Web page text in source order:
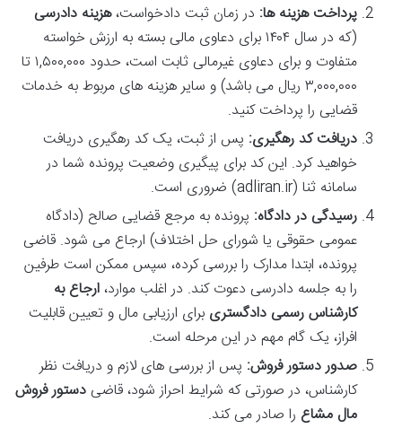
پرداخت هزینه ها: در زمان ثبت دادخواست،هزینه دادرسی
(که در سال ۱۴۰۴ برای دعاوی مالی بسته به ارزش خواسته
متفاوت و برای دعاوی غیرمالی ثابت است، حدود ۱,۵۰۰,۰۰۰ تا
۳,۰۰۰,۰۰۰ ریال می باشد) و سایر هزینه های مربوط به خدمات
قضایی را پرداخت کنید.
دریافت کد رهگیری: پس از ثبت، یک کد رهگیری دریافت
خواهید کرد. این کد برای پیگیری وضعیت پرونده شما در
سامانه ثنا (adliran.ir) ضروری است.
رسیدگی در دادگاه: پرونده به مرجع قضایی صالح (دادگاه
عمومی حقوقی یا شورای حل اختلاف) ارجاع می شود. قاضی
پرونده، ابتدا مدارک را بررسی کرده، سپس ممکن است طرفین
را به جلسه دادرسی دعوت کند. در اغلب موارد، ارجاع به
کارشناس رسمی دادگستری برای ارزیابی مال و تعیین قابلیت
افراز، یک گام مهم در این مرحله است.
صدور دستور فروش: پس از بررسی های لازم و دریافت نظر
کارشناس، در صورتی که شرایط احراز شود، قاضی دستور فروش
مال مشاع را صادر می کند.